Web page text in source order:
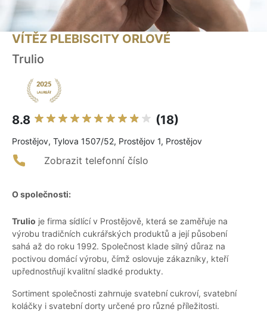
VÍTĚZ PLEBISCITY ORLOVÉ
Trulio
8.8 (18)
Prostějov, Tylova 1507/52, Prostějov 1, Prostějov
Zobrazit telefonní číslo
O společnosti:
Trulio je firma sídlící v Prostějově, která se zaměřuje na
výrobu tradičních cukrářských produktů a její působení
sahá až do roku 1992. Společnost klade silný důraz na
poctivou domácí výrobu, čímž oslovuje zákazníky, kteří
upřednostňují kvalitní sladké produkty.
Sortiment společnosti zahrnuje svatební cukroví, svatební
koláčky i svatební dorty určené pro různé příležitosti.